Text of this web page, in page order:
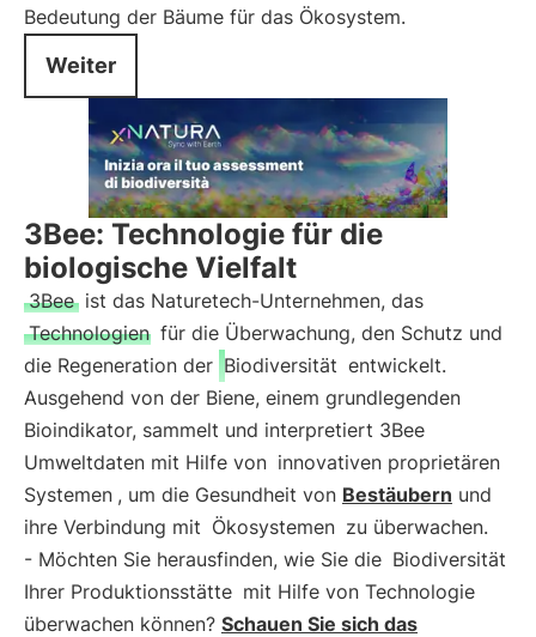
Bedeutung der Bäume für das Ökosystem.
Weiter
3Bee: Technologie für die
biologische Vielfalt
3Bee ist das Naturetech-Unternehmen, das
Technologien für die Überwachung, den Schutz und
die Regeneration der Biodiversität entwickelt.
Ausgehend von der Biene, einem grundlegenden
Bioindikator, sammelt und interpretiert 3Bee
Umweltdaten mit Hilfe von innovativen proprietären
Systemen , um die Gesundheit von Bestäubern und
ihre Verbindung mit Ökosystemen zu überwachen.
- Möchten Sie herausfinden, wie Sie die Biodiversität
Ihrer Produktionsstätte mit Hilfe von Technologie
überwachen können? Schauen Sie sich das